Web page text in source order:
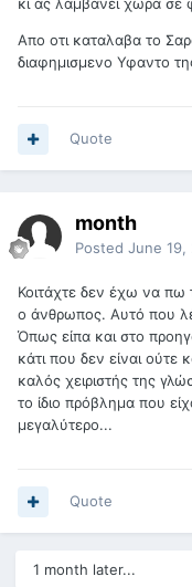
κι ας λαμβανει χωρα σε
Απο οτι καταλαβα το
διαφημισμενο Υφαντο
Quote
month
Posted June 19,
Κοιτάχτε δεν έχω να πω
ο άνθρωπος. Αυτό που
Όπως είπα και στο
κάτι που δεν είναι ούτε
καλός χειριστής της
το ίδιο πρόβλημα που
μεγαλύτερο...
Quote
1 month later...